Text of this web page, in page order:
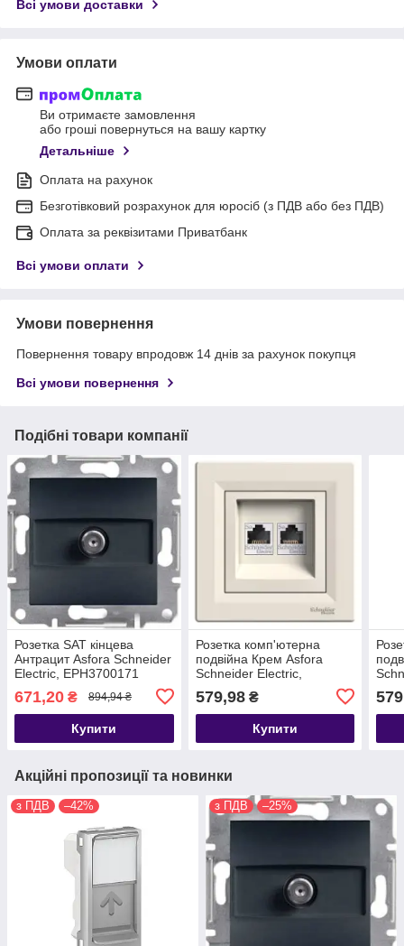
Всі умови доставки
Умови оплати
Ви отримаєте замовлення
або гроші повернуться на вашу картку
Детальніше
Оплата на рахунок
Безготівковий розрахунок для юросіб (з ПДВ або без ПДВ)
Оплата за реквізитами Приватбанк
Всі умови оплати
Умови повернення
Повернення товару впродовж 14 днів за рахунок покупця
Всі умови повернення
Подібні товари компанії
Розетка SAT кінцева
Антрацит Asfora Schneider
Electric, EPH3700171
671,20 ₴ 894,94 ₴
Купити
Розетка комп'ютерна
подвійна Крем Asfora
Schneider Electric,
579,98₴
Купити
Акційні пропозиції та новинки
з ПДВ –42% з ПДВ –25%